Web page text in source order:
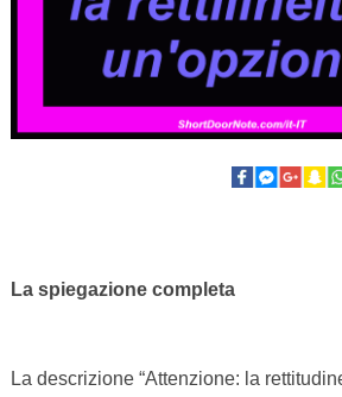
La spiegazione completa
La descrizione “Attenzione: la